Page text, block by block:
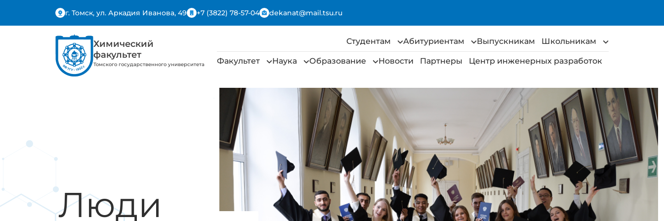
г. Томск, ул. Аркадия Иванова, 49 +7 (3822) 78-57-04 dekanat@mail.tsu.ru
Химический
факультет
Томского государственного университета
Студентам Абитуриентам Выпускникам Школьникам
Факультет Наука Образование Новости Партнеры Центр инженерных разработок
Люди